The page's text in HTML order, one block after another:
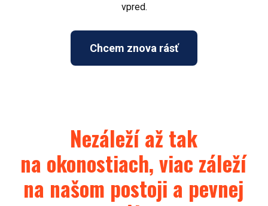
vpred.
Chcem znova rásť
Nezáleží až tak
na okonostiach, viac záleží
na našom postoji a pevnej